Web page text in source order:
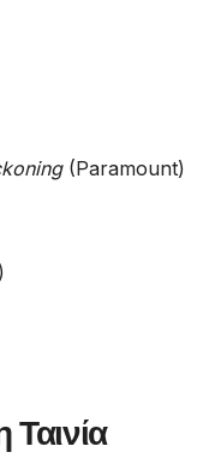
(Paramount)